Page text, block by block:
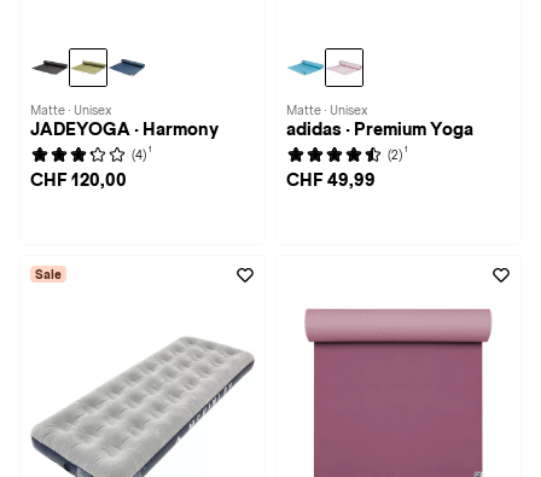
Matte · Unisex
JADEYOGA · Harmony
(4) 1
CHF 120,00
Matte · Unisex
adidas · Premium Yoga
(2) 1
CHF 49,99
Sale